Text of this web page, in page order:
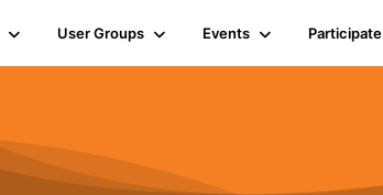
User Groups Events Participate